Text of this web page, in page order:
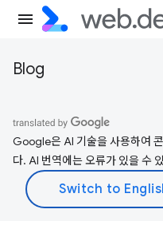
Blog
Google은 AI 기술을 사용하여
다. AI 번역에는 오류가 있을 수